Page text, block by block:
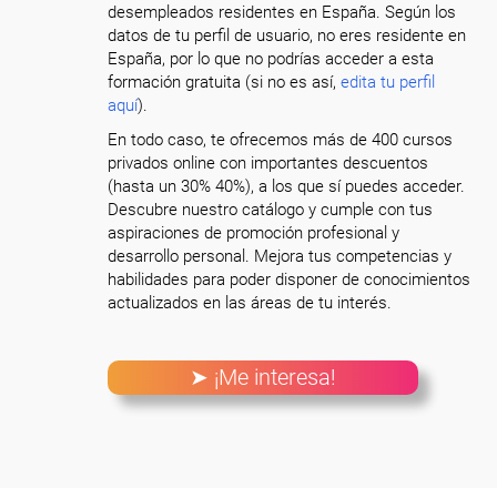
desempleados residentes en España. Según los
datos de tu perfil de usuario, no eres residente en
España, por lo que no podrías acceder a esta
formación gratuita (si no es así,edita tu perfil
aquí).
En todo caso, te ofrecemos más de 400 cursos
privados online con importantes descuentos
(hasta un 30% 40%), a los que sí puedes acceder.
Descubre nuestro catálogo y cumple con tus
aspiraciones de promoción profesional y
desarrollo personal. Mejora tus competencias y
habilidades para poder disponer de conocimientos
actualizados en las áreas de tu interés.
➤ ¡Me interesa!